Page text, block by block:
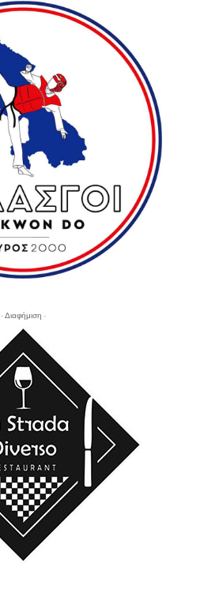
- Διαφήμιση -